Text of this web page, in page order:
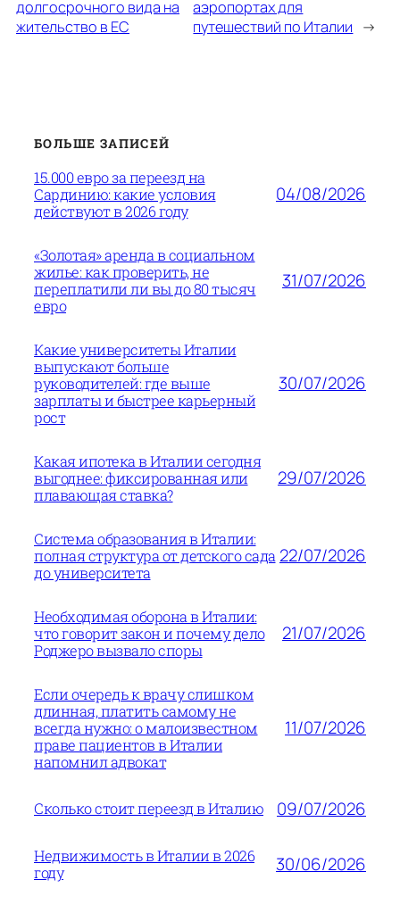
долгосрочного вида на
жительство в ЕС
аэропортах для
путешествий по Италии →
БОЛЬШЕ ЗАПИСЕЙ
15.000 евро за переезд на
Сардинию: какие условия
действуют в 2026 году
04/08/2026
«Золотая» аренда в социальном
жилье: как проверить, не
переплатили ли вы до 80 тысяч
евро
31/07/2026
Какие университеты Италии
выпускают больше
руководителей: где выше
зарплаты и быстрее карьерный
рост
30/07/2026
Какая ипотека в Италии сегодня
выгоднее: фиксированная или
плавающая ставка?
29/07/2026
Система образования в Италии:
полная структура от детского сада
до университета
22/07/2026
Необходимая оборона в Италии:
что говорит закон и почему дело
Роджеро вызвало споры
21/07/2026
Если очередь к врачу слишком
длинная, платить самому не
всегда нужно: о малоизвестном
праве пациентов в Италии
напомнил адвокат
11/07/2026
Сколько стоит переезд в Италию 09/07/2026
Недвижимость в Италии в 2026
году
30/06/2026